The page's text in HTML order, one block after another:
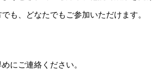
も、どなたでもご参加いただけます。
にご連絡ください。